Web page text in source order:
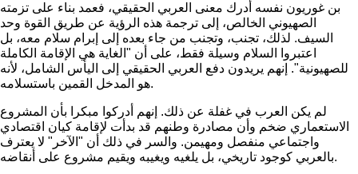
بن غوريون نفسه أدرك معنى العربي الحقيقي، فعمد بناء على تزمته
الصهيوني الخالص، إلى ترجمة هذه الرؤية عن طريق القوة وحد
السيف. لذلك، تجنب، وتجنب من جاء بعده إلى إبرام سلام معه، بل
اعتبروا السلام وسيلة فقط، على أن "الغاية هي الإقامة الكاملة
للصهيونية". إنهم يريدون دفع العربي الحقيقي إلى اليأس الشامل، لأنه
هو المدخل القمين باستسلامه.
لم يكن العرب في غفلة عن ذلك. إنهم أدركوا مبكرا بأن المشروع
الاستعماري ضخم وأن مصادرة وطنهم قد بدأت لإقامة كيان اقتصادي
واجتماعي منفصل ومهيمن. والسر في ذلك أن "الآخر" لا يعترف
بالعربي كوجود تاريخي، بل يلغيه ويغيبه ويقيم مشروع على أنقاضه.